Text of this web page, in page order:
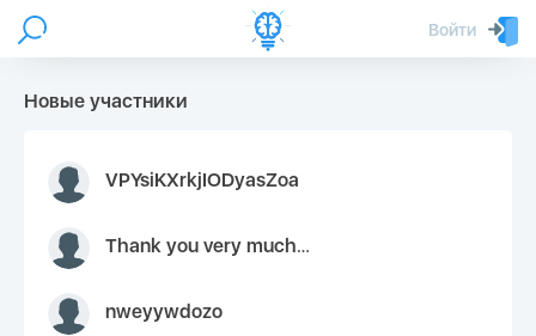
Войти
Новые участники
VPYsiKXrkjIODyasZoa
Thank you very much for your inquiry We appreciate you 9126052 https://youtube.com faceapple !
nweyywdozo